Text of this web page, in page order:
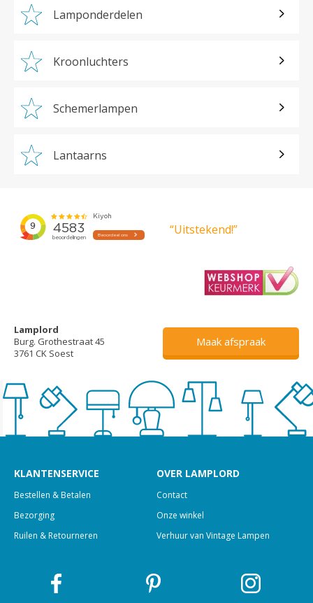
Lamponderdelen
Kroonluchters
Schemerlampen
Lantaarns
“Uitstekend!”
Lamplord
Burg. Grothestraat 45
3761 CK Soest
Maak afspraak
KLANTENSERVICE
Bestellen & Betalen
Bezorging
Ruilen & Retourneren
OVER LAMPLORD
Contact
Onze winkel
Verhuur van Vintage Lampen